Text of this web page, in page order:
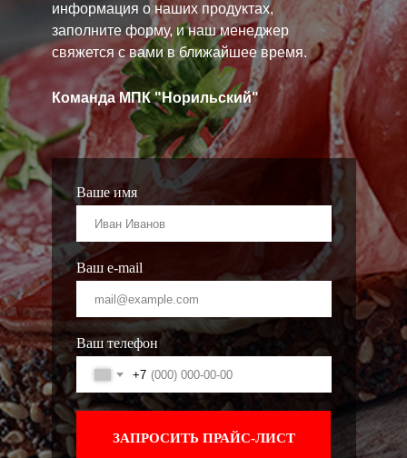
информация о наших продуктах,
заполните форму, и наш менеджер
свяжется с вами в ближайшее время.
Команда МПК "Норильский"
Ваше имя
Ваш e-mail
Ваш телефон
+7
ЗАПРОСИТЬ ПРАЙС-ЛИСТ